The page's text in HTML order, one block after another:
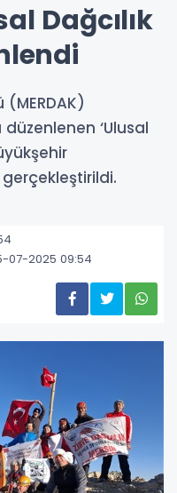
Dağcılık
(MERDAK)
‘Ulusal
07-2025 09:54